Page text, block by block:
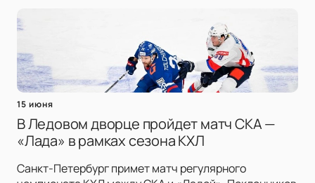
15 июня
В Ледовом дворце пройдет матч СКА —
«Лада» в рамках сезона КХЛ
Санкт-Петербург примет матч регулярного